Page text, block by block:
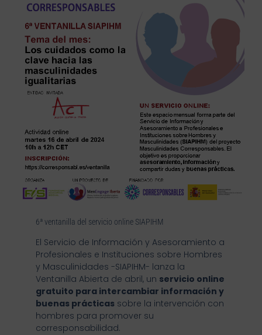
6ª ventanilla del servicio online SIAPIHM
El Servicio de Información y Asesoramiento a
Profesionales e Instituciones sobre Hombres
y Masculinidades -SIAPIHM- lanza la
Ventanilla Abierta de abril, un servicio online
gratuito para intercambiar información y
buenas prácticas sobre la intervención con
hombres para promover su
corresponsabilidad.